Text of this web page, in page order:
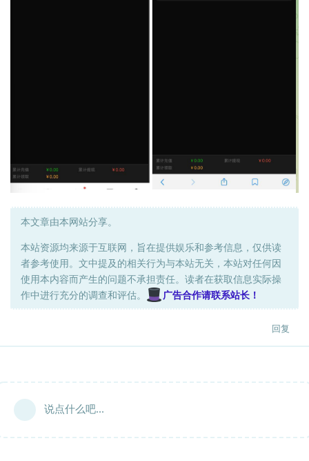
本文章由本网站分享。
本站资源均来源于互联网，旨在提供娱乐和参考信息，仅供读
者参考使用。文中提及的相关行为与本站无关，本站对任何因
使用本内容而产生的问题不承担责任。读者在获取信息实际操
作中进行充分的调查和评估。
广告合作请联系站长！
回复
说点什么吧...